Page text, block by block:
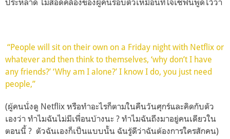
ประหลาด ไม่สอดคล้องของผู้คนรอบตัวเหมือนที่โจเซฟินพูดไว้ว่า
“People will sit on their own on a Friday night with Netflix or
whatever and then think to themselves, ‘why don’t I have
any friends?’ ‘Why am I alone?’ I know I do, you just need
people,”
(ผู้คนนั่งดู Netflix หรือทำอะไรก็ตามในคืนวันศุกร์และคิดกับตัว
เองว่า ทำไมฉันไม่มีเพื่อนบ้างนะ ? ทำไมฉันถึงมาอยู่คนเดียวใน
ตอนนี้ ? ตัวฉันเองก็เป็นแบบนั้น ฉันรู้ดีว่าฉันต้องการใครสักคน)